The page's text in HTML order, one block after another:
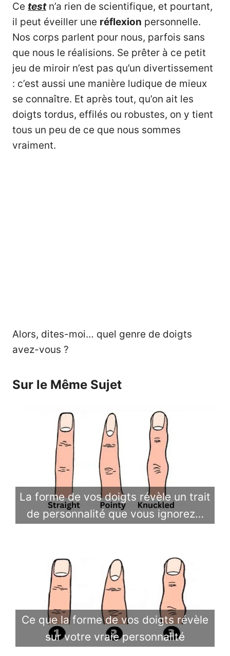
Ce test n’a rien de scientifique, et pourtant,
il peut éveiller une réflexion personnelle.
Nos corps parlent pour nous, parfois sans
que nous le réalisions. Se prêter à ce petit
jeu de miroir n’est pas qu’un divertissement
: c’est aussi une manière ludique de mieux
se connaître. Et après tout, qu’on ait les
doigts tordus, effilés ou robustes, on y tient
tous un peu de ce que nous sommes
vraiment.
Alors, dites-moi… quel genre de doigts
avez-vous ?
Sur le Même Sujet
La forme de vos doigts révèle un trait
de personnalité que vous ignorez…
Ce que la forme de vos doigts révèle
sur votre vraie personnalité